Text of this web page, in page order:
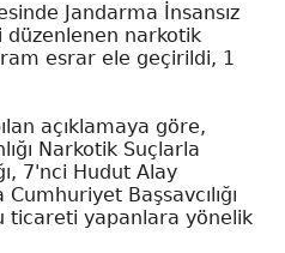
Jandarma İnsansız
düzenlenen narkotik
esrar ele geçirildi, 1
açıklamaya göre,
Narkotik Suçlarla
7'nci Hudut Alay
Başsavcılığı
ticareti yapanlara yönelik